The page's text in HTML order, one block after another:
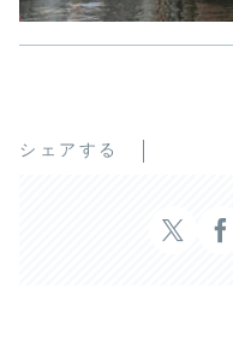
シェアする